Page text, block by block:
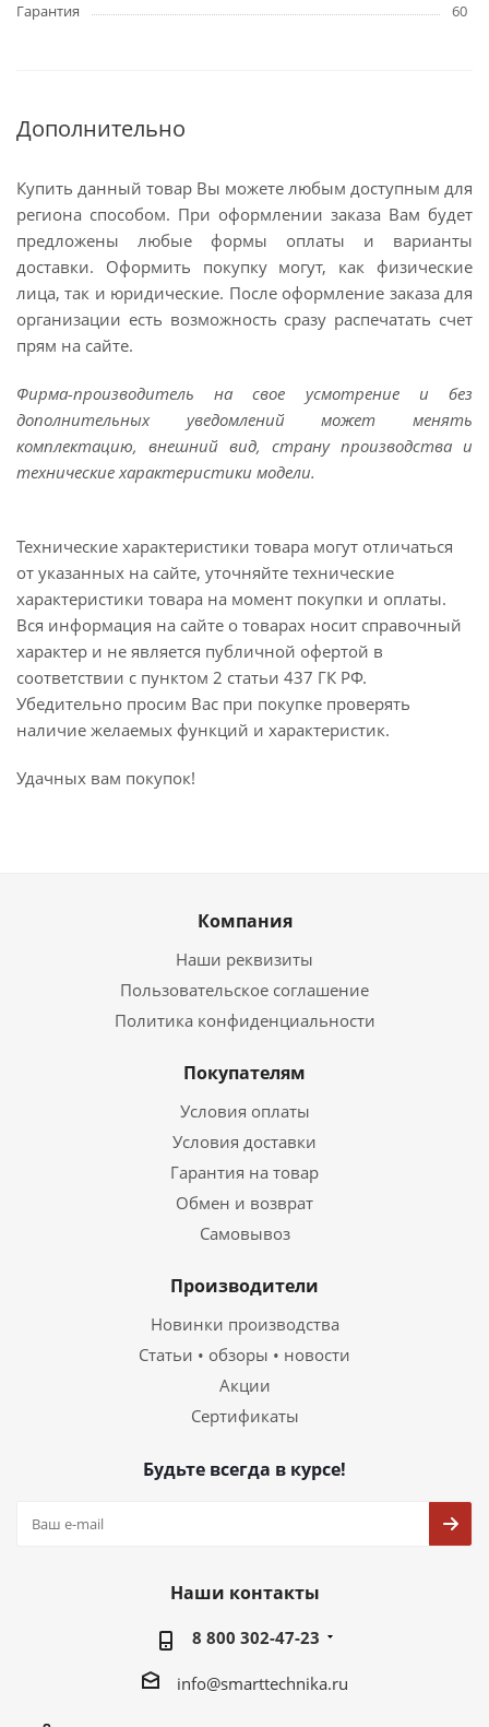
Гарантия
60
Дополнительно
Купить данный товар Вы можете любым доступным для
региона способом. При оформлении заказа Вам будет
предложены любые формы оплаты и варианты
доставки. Оформить покупку могут, как физические
лица, так и юридические. После оформление заказа для
организации есть возможность сразу распечатать счет
прям на сайте.
Фирма-производитель на свое усмотрение и без
дополнительных уведомлений может менять
комплектацию, внешний вид, страну производства и
технические характеристики модели.
Технические характеристики товара могут отличаться
от указанных на сайте, уточняйте технические
характеристики товара на момент покупки и оплаты.
Вся информация на сайте о товарах носит справочный
характер и не является публичной офертой в
соответствии с пунктом 2 статьи 437 ГК РФ.
Убедительно просим Вас при покупке проверять
наличие желаемых функций и характеристик.
Удачных вам покупок!
Компания
Наши реквизиты
Пользовательское соглашение
Политика конфиденциальности
Покупателям
Условия оплаты
Условия доставки
Гарантия на товар
Обмен и возврат
Самовывоз
Производители
Новинки производства
Статьи • обзоры • новости
Акции
Сертификаты
Будьте всегда в курсе!
Наши контакты
8 800 302-47-23
info@smarttechnika.ru